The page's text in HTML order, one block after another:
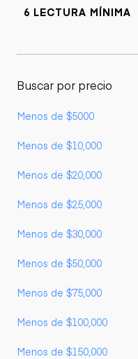
6 LECTURA MÍNIMA
Buscar por precio
Menos de $5000
Menos de $10,000
Menos de $20,000
Menos de $25,000
Menos de $30,000
Menos de $50,000
Menos de $75,000
Menos de $100,000
Menos de $150,000